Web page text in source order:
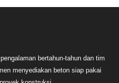
bertahun-tahun dan tim
menyediakan beton siap pakai